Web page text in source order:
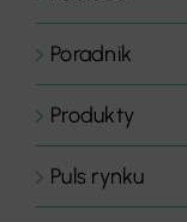
Poradnik
Produkty
Puls rynku